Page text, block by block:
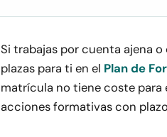
Si trabajas por cuenta ajena o
plazas para ti en el Plan de
matrícula no tiene coste para
acciones formativas con